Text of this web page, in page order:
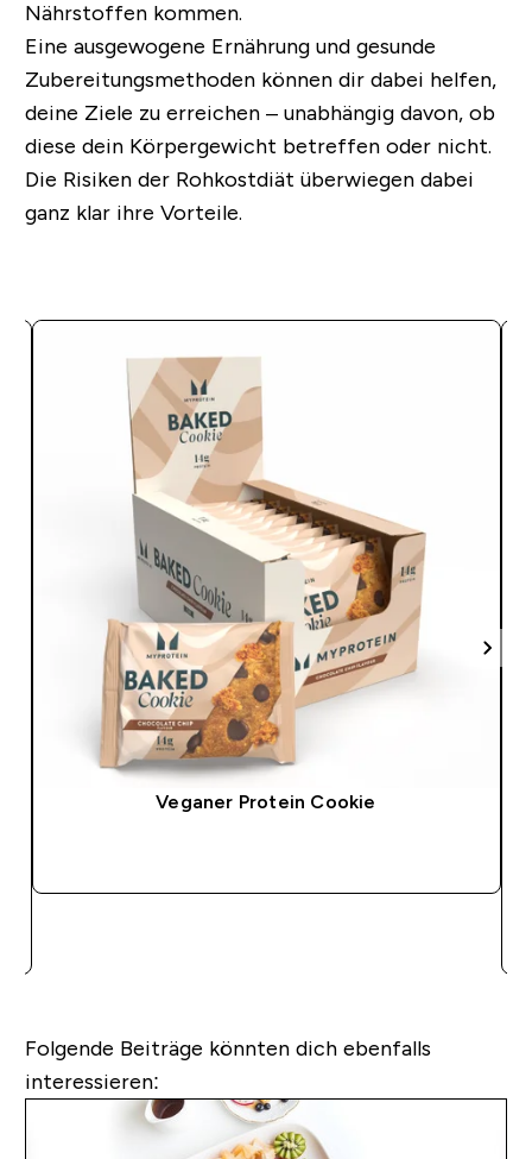
Nährstoffen kommen.
Eine ausgewogene Ernährung und gesunde
Zubereitungsmethoden können dir dabei helfen,
deine Ziele zu erreichen – unabhängig davon, ob
diese dein Körpergewicht betreffen oder nicht.
Die Risiken der Rohkostdiät überwiegen dabei
ganz klar ihre Vorteile.
Veganer Protein Cookie
Folgende Beiträge könnten dich ebenfalls
interessieren: